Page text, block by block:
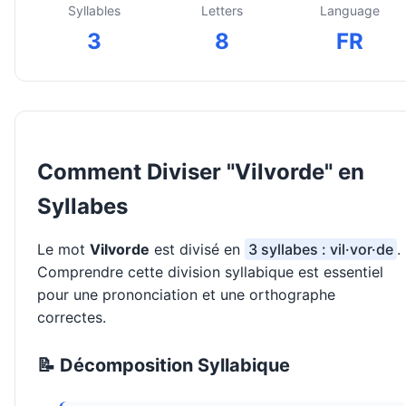
Syllables
3
Letters
8
Language
FR
Comment Diviser "Vilvorde" en
Syllabes
Le mot Vilvorde est divisé en 3 syllabes : vil·vor·de .
Comprendre cette division syllabique est essentiel
pour une prononciation et une orthographe
correctes.
📝 Décomposition Syllabique